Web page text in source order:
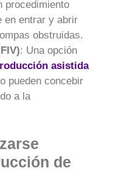
procedimiento
en entrar y abrir
obstruidas.
: Una opción
asistida
pueden concebir
a la
de